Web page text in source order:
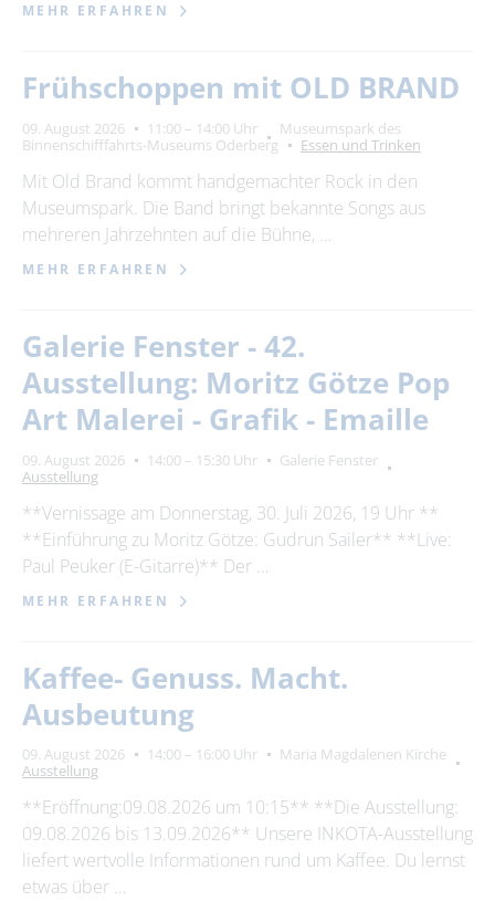
MEHR ERFAHREN
Frühschoppen mit OLD BRAND
09. August 2026 11:00 – 14:00 Uhr
Museumspark des
Binnenschifffahrts-Museums Oderberg
Essen und Trinken
Mit Old Brand kommt handgemachter Rock in den
Museumspark. Die Band bringt bekannte Songs aus
mehreren Jahrzehnten auf die Bühne, …
MEHR ERFAHREN
Galerie Fenster - 42.
Ausstellung: Moritz Götze Pop
Art Malerei - Grafik - Emaille
09. August 2026 14:00 – 15:30 Uhr
Galerie Fenster
Ausstellung
**Vernissage am Donnerstag, 30. Juli 2026, 19 Uhr **
**Einführung zu Moritz Götze: Gudrun Sailer** **Live:
Paul Peuker (E-Gitarre)** Der …
MEHR ERFAHREN
Kaffee- Genuss. Macht.
Ausbeutung
09. August 2026 14:00 – 16:00 Uhr
Maria Magdalenen Kirche
Ausstellung
**Eröffnung:09.08.2026 um 10:15** **Die Ausstellung:
09.08.2026 bis 13.09.2026** Unsere INKOTA-Ausstellung
liefert wertvolle Informationen rund um Kaffee. Du lernst
etwas über …